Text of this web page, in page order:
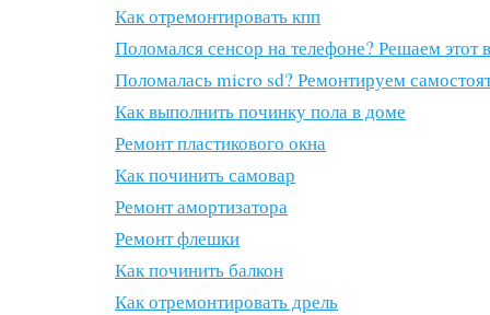
Как отремонтировать кпп
Поломался сенсор на телефоне? Решаем этот
Поломалась micro sd? Ремонтируем
Как выполнить починку пола в доме
Ремонт пластикового окна
Как починить самовар
Ремонт амортизатора
Ремонт флешки
Как починить балкон
Как отремонтировать дрель